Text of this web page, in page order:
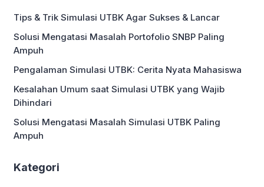
Tips & Trik Simulasi UTBK Agar Sukses & Lancar
Solusi Mengatasi Masalah Portofolio SNBP Paling
Ampuh
Pengalaman Simulasi UTBK: Cerita Nyata Mahasiswa
Kesalahan Umum saat Simulasi UTBK yang Wajib
Dihindari
Solusi Mengatasi Masalah Simulasi UTBK Paling
Ampuh
Kategori